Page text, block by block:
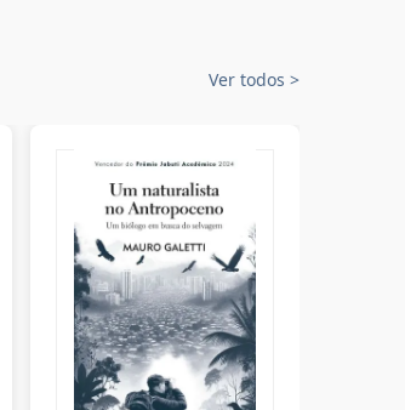
Ver todos >